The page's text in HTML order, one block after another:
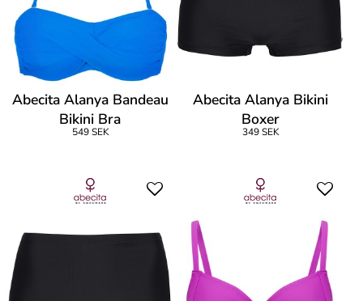
Abecita Alanya Bandeau
Bikini Bra
549 SEK
Abecita Alanya Bikini
Boxer
349 SEK